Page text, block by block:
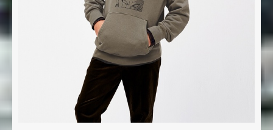
Comentario *